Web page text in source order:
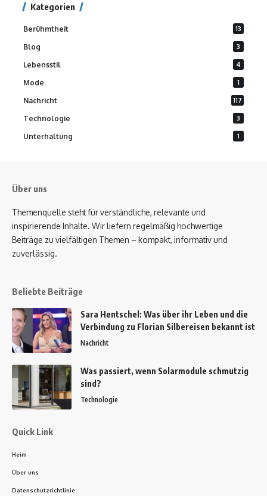
Kategorien
Berühmtheit 13
Blog 3
Lebensstil 4
Mode 1
Nachricht 117
Technologie 3
Unterhaltung 1
Über uns
Themenquelle steht für verständliche, relevante und
inspirierende Inhalte. Wir liefern regelmäßig hochwertige
Beiträge zu vielfältigen Themen – kompakt, informativ und
zuverlässig.
Beliebte Beiträge
Sara Hentschel: Was über ihr Leben und die
Verbindung zu Florian Silbereisen bekannt ist
Nachricht
Was passiert, wenn Solarmodule schmutzig
sind?
Technologie
Quick Link
Heim
Über uns
Datenschutzrichtlinie